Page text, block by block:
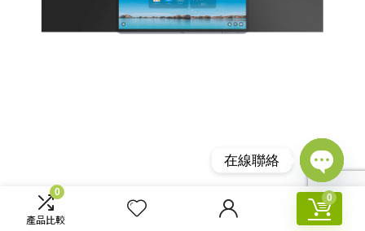
0
產品比較
0
在線聯絡
Open
chaty